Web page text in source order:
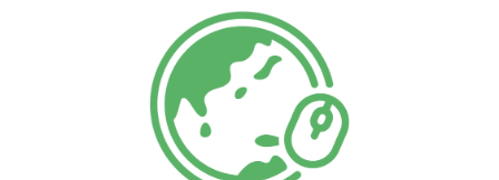
是白老虎，還是有可能產下一般常看到的黃色老虎」？為
甚麼「為避免近親繁殖」而讓白老虎與黃色的老虎雜交？
試問，孟加拉虎會生出西伯利亞虎嗎？我們會為了保育孟
加拉虎，而讓孟加拉虎與西伯利亞虎雜交嗎？這會讓我們
同時失去「孟加拉虎」與「西伯利亞虎」的特有基因庫！
有人這樣做「保育」嗎？事實上，六福村自己很清楚，白